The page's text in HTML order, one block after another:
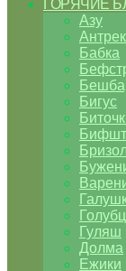
ГОРЯЧИЕ
Азу
Бабка
Бигус
Гуляш
Долма
Ежики